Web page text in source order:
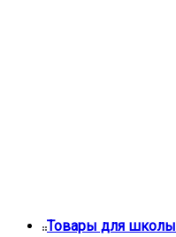
Товары для школы